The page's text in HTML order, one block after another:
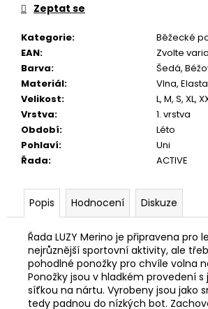
Kategorie:
Běžecké
EAN:
Zvolte
Barva:
Šedá,
Materiál: Vlna,
Velikost:
L, M, S, XL,
Vrstva:
1. vrstva
Období:
Léto
Pohlaví:
Uni
Řada: ACTIVE
Zeptat se
Popis Hodnocení Diskuze
Řada LUZY Merino je připravena pro
nejrůznější sportovní aktivity, ale
pohodlné ponožky pro chvíle volna
Ponožky jsou v hladkém provedení
síťkou na nártu. Vyrobeny jsou jako
tedy padnou do nízkých bot.